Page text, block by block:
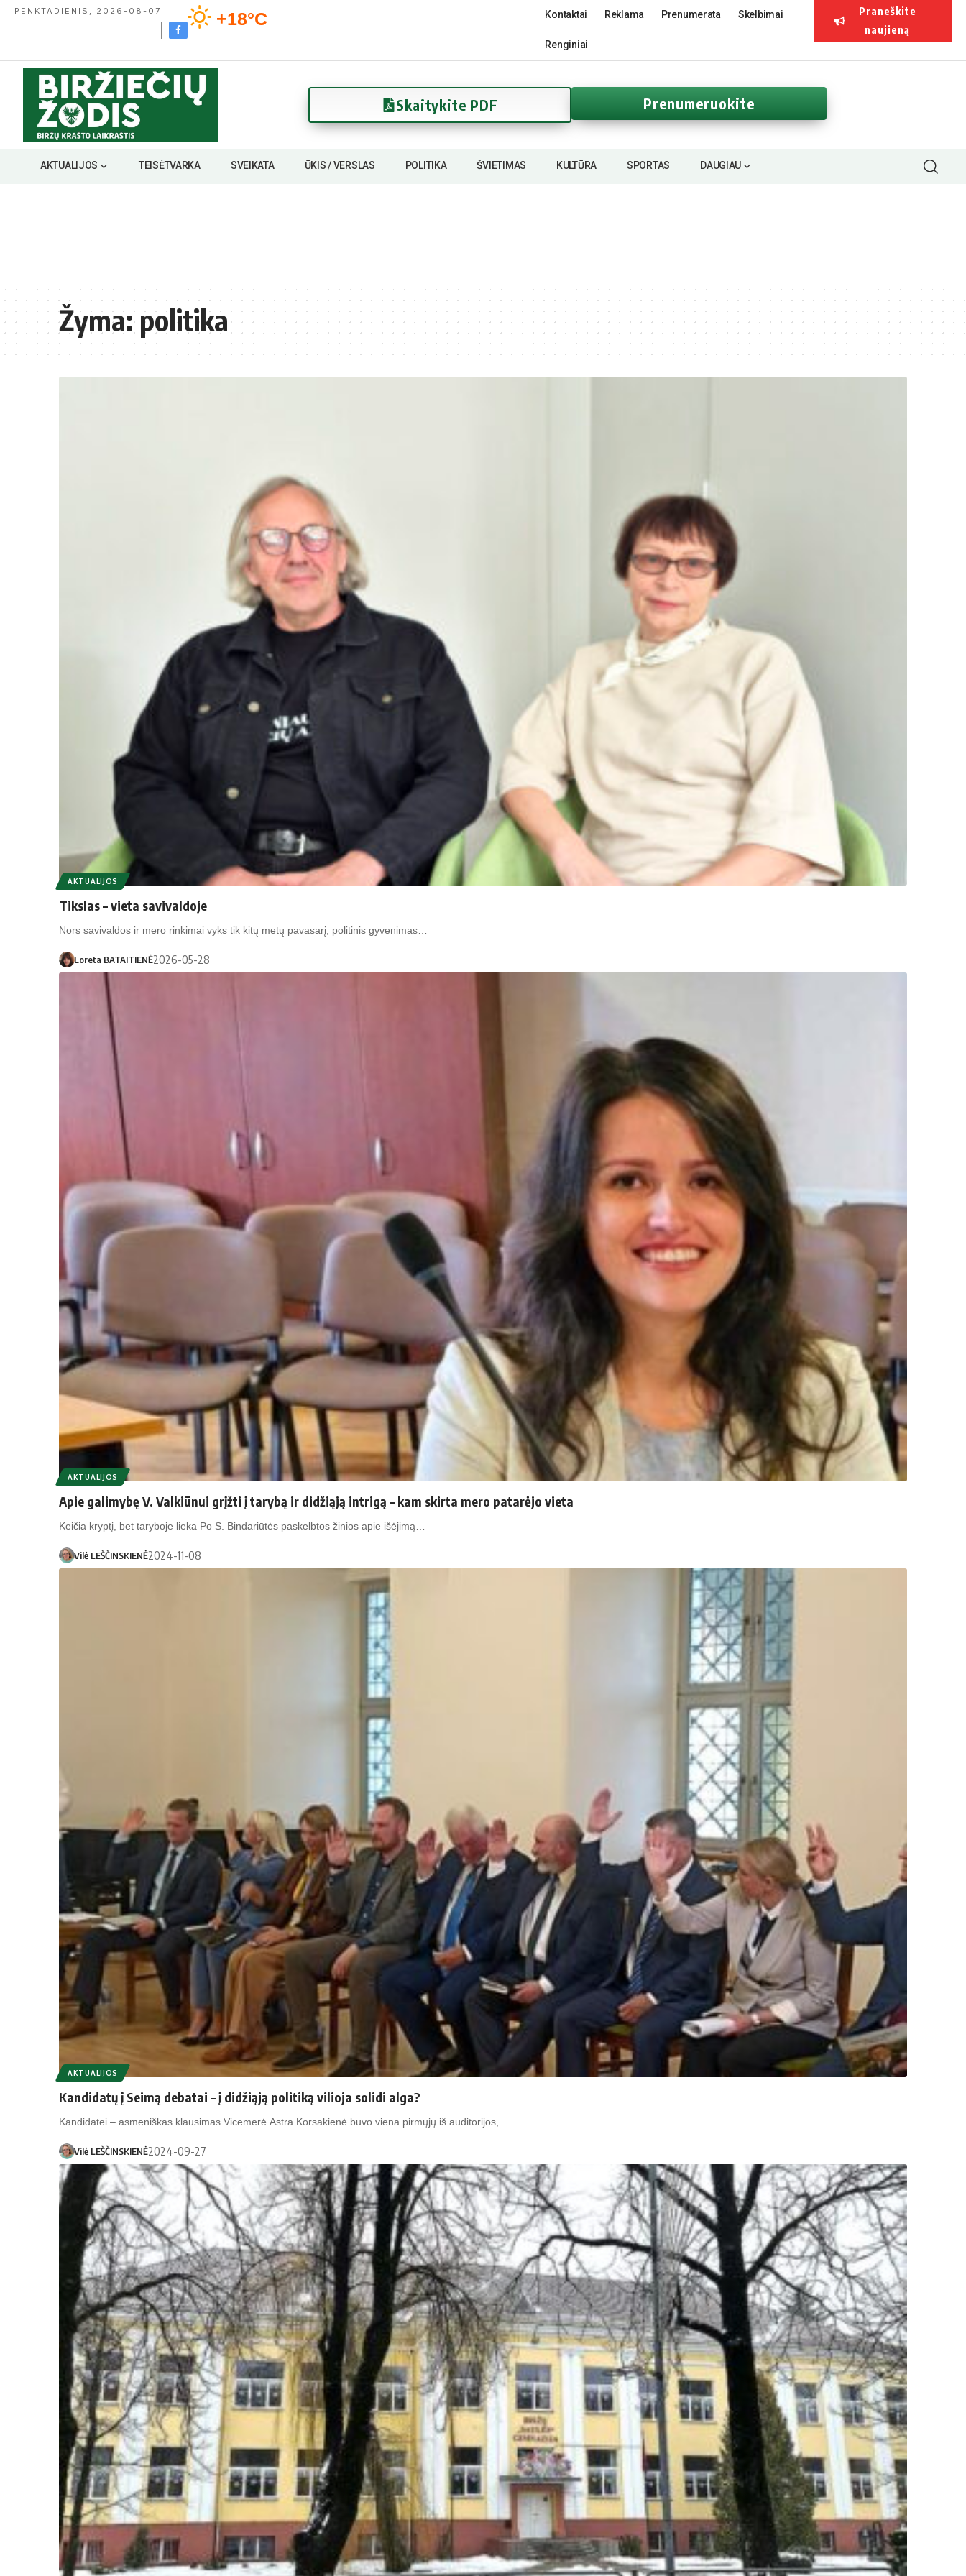
PENKTADIENIS, 2026-08-07 +18°C Kontaktai Reklama Prenumerata Skelbimai
Renginiai
Praneškite
naujieną
Skaitykite PDF Prenumeruokite
AKTUALIJOS TEISĖTVARKA SVEIKATA ŪKIS / VERSLAS POLITIKA ŠVIETIMAS KULTŪRA SPORTAS DAUGIAU
Žyma:politika
AKTUALIJOS
Tikslas – vieta savivaldoje
Nors savivaldos ir mero rinkimai vyks tik kitų metų pavasarį, politinis gyvenimas…
Loreta BATAITIENĖ2026-05-28
AKTUALIJOS
Apie galimybę V. Valkiūnui grįžti į tarybą ir didžiąją intrigą – kam skirta mero patarėjo vieta
Keičia kryptį, bet taryboje lieka Po S. Bindariūtės paskelbtos žinios apie išėjimą…
Vilė LEŠČINSKIENĖ2024-11-08
AKTUALIJOS
Kandidatų į Seimą debatai – į didžiąją politiką vilioja solidi alga?
Kandidatei – asmeniškas klausimas Vicemerė Astra Korsakienė buvo viena pirmųjų iš auditorijos,…
Vilė LEŠČINSKIENĖ2024-09-27